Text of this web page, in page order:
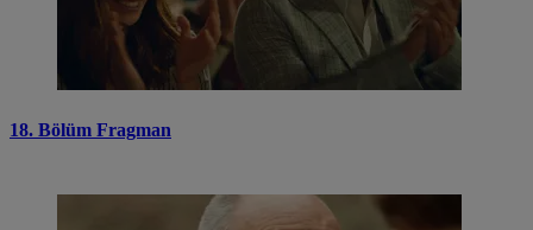
18. Bölüm Fragman